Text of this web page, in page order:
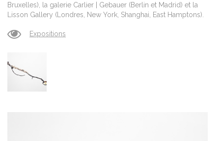
Bruxelles), la galerie Carlier | Gebauer (Berlin et Madrid) et la
Lisson Gallery (Londres, New York, Shanghai, East Hamptons).
Expositions